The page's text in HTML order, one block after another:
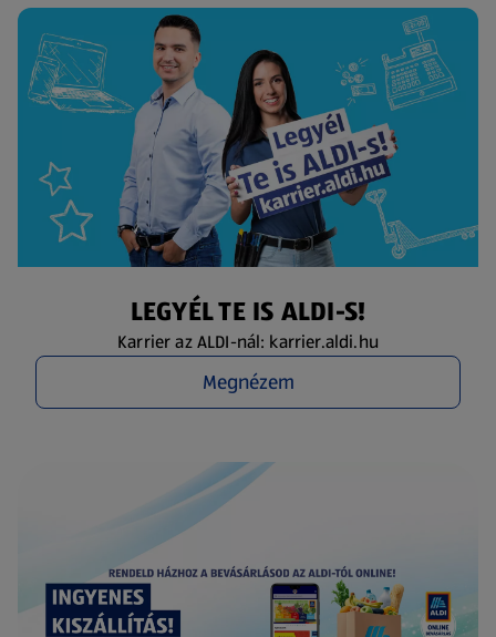
LEGYÉL TE IS ALDI-S!
Karrier az ALDI-nál: karrier.aldi.hu
Megnézem